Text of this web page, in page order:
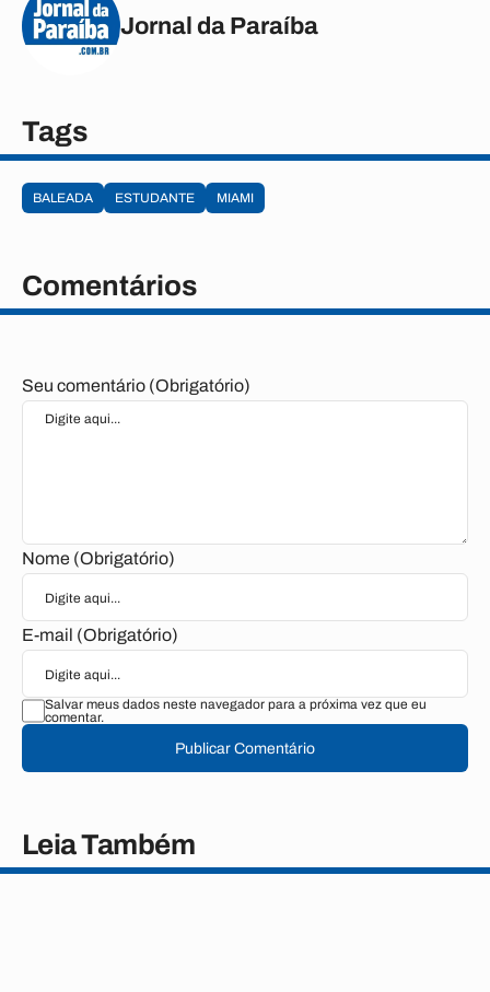
Jornal da Paraíba
Tags
BALEADA ESTUDANTE MIAMI
Comentários
Seu comentário (Obrigatório)
Nome (Obrigatório)
E-mail (Obrigatório)
Salvar meus dados neste navegador para a próxima vez que eu
comentar.
Publicar Comentário
Leia Também